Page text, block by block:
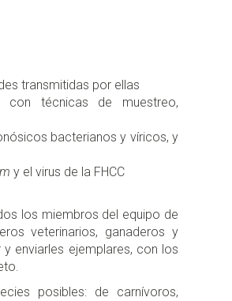
transmitidas por ellas
técnicas de muestreo,
bacterianos y víricos, y
y el virus de la FHCC
los miembros del equipo de
veterinarios, ganaderos y
enviarles ejemplares, con los
posibles: de carnívoros,